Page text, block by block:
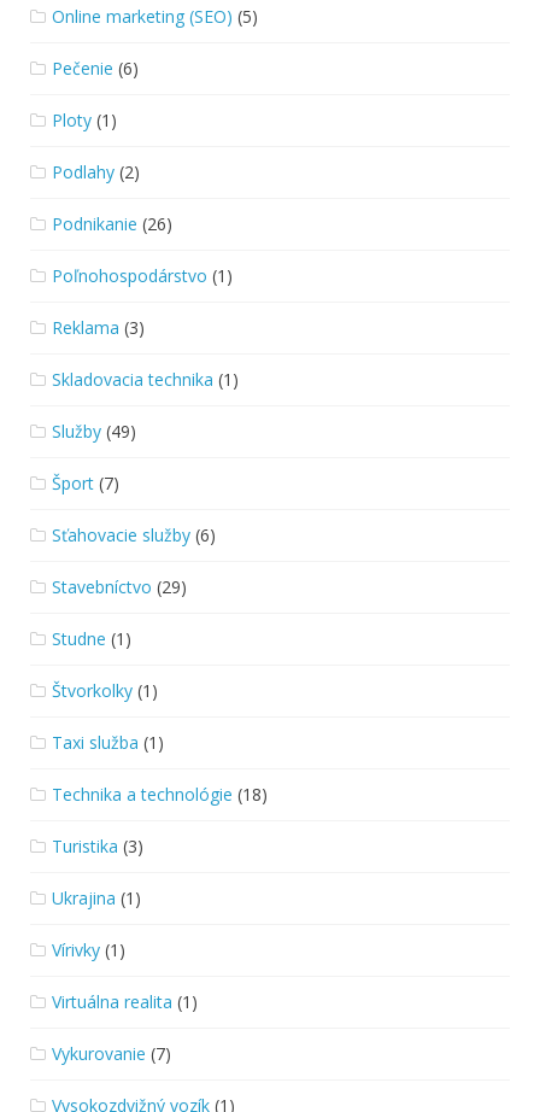
Online marketing (SEO) (5)
Pečenie (6)
Ploty (1)
Podlahy (2)
Podnikanie (26)
Poľnohospodárstvo (1)
Reklama (3)
Skladovacia technika (1)
Služby (49)
Šport (7)
Sťahovacie služby (6)
Stavebníctvo (29)
Studne (1)
Štvorkolky (1)
Taxi služba (1)
Technika a technológie (18)
Turistika (3)
Ukrajina (1)
Vírivky (1)
Virtuálna realita (1)
Vykurovanie (7)
Vysokozdvižný vozík (1)